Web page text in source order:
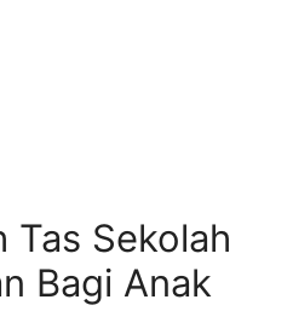
Tas Sekolah
Bagi Anak